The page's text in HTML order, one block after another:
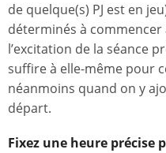
de quelque(s) PJ est en
déterminés à
l’excitation de la séance
suffire à elle-même pour
néanmoins quand on y
départ.
Fixez une heure précise